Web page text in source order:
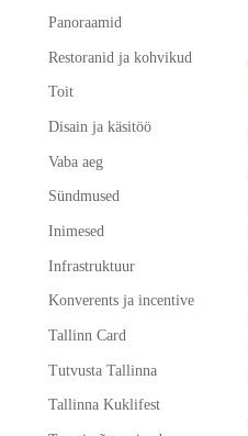
Panoraamid
Restoranid ja kohvikud
Toit
Disain ja käsitöö
Vaba aeg
Sündmused
Inimesed
Infrastruktuur
Konverents ja incentive
Tallinn Card
Tutvusta Tallinna
Tallinna Kuklifest